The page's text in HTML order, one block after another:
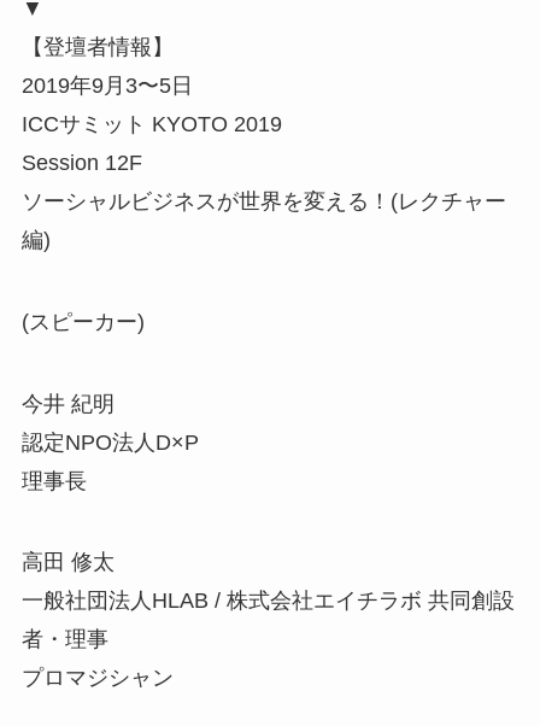
▼
【登壇者情報】
2019年9月3〜5日
ICCサミット KYOTO 2019
Session 12F
ソーシャルビジネスが世界を変える！(レクチャー
編)
(スピーカー)
今井 紀明
認定NPO法人D×P
理事長
高田 修太
一般社団法人HLAB / 株式会社エイチラボ 共同創設
者・理事
プロマジシャン